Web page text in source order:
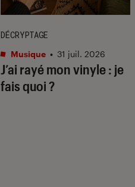
J’ai rayé mon vinyle : je
fais quoi ?
DÉCRYPTAGE
Musique • 31 juil. 2026